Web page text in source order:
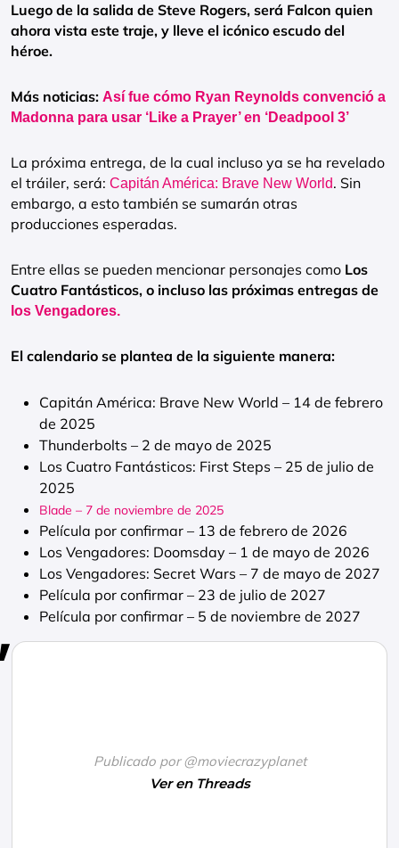
Luego de la salida de Steve Rogers, será Falcon quien
ahora vista este traje, y lleve el icónico escudo del
héroe.
Más noticias: Así fue cómo Ryan Reynolds convenció a
Madonna para usar ‘Like a Prayer’ en ‘Deadpool 3’
La próxima entrega, de la cual incluso ya se ha revelado
el tráiler, será: Capitán América: Brave New World. Sin
embargo, a esto también se sumarán otras
producciones esperadas.
Entre ellas se pueden mencionar personajes como Los
Cuatro Fantásticos, o incluso las próximas entregas de
los Vengadores.
El calendario se plantea de la siguiente manera:
Capitán América: Brave New World – 14 de febrero
de 2025
Thunderbolts – 2 de mayo de 2025
Los Cuatro Fantásticos: First Steps – 25 de julio de
2025
Blade – 7 de noviembre de 2025
Película por confirmar – 13 de febrero de 2026
Los Vengadores: Doomsday – 1 de mayo de 2026
Los Vengadores: Secret Wars – 7 de mayo de 2027
Película por confirmar – 23 de julio de 2027
Película por confirmar – 5 de noviembre de 2027
Publicado por @moviecrazyplanet
Ver en Threads